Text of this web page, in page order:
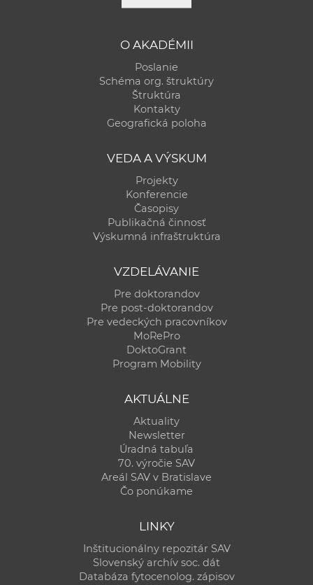
O AKADÉMII
Poslanie
Schéma org. štruktúry
Štruktúra
Kontakty
Geografická poloha
VEDA A VÝSKUM
Projekty
Konferencie
Časopisy
Publikačná činnosť
Výskumná infraštruktúra
VZDELÁVANIE
Pre doktorandov
Pre post-doktorandov
Pre vedeckých pracovníkov
MoRePro
DoktoGrant
Program Mobility
AKTUÁLNE
Aktuality
Newsletter
Úradná tabuľa
70. výročie SAV
Areál SAV v Bratislave
Čo ponúkame
LINKY
Inštitucionálny repozitár SAV
Slovenský archív soc. dát
Databáza fytocenolog. zápisov